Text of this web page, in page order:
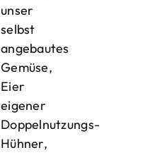
unser
selbst
angebautes
Gemüse,
Eier
eigener
Doppelnutzungs-
Hühner,